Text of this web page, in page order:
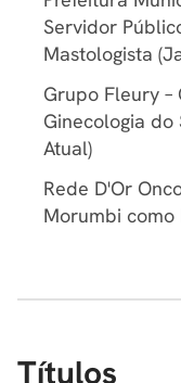
Servidor
Mastologista
Grupo Fleury
Ginecologia
Atual)
Rede D'Or
Morumbi como
Títulos